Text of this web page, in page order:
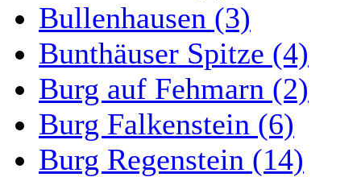
Bullenhausen (3)
Bunthäuser Spitze (4)
Burg auf Fehmarn (2)
Burg Falkenstein (6)
Burg Regenstein (14)